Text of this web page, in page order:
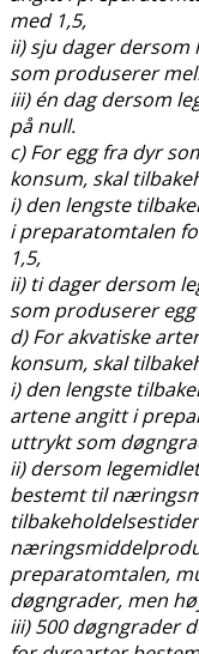
med 1,5,
ii) sju dager
som produserer
iii) én dag dersom
på null.
c) For egg fra dyr
konsum, skal
i) den lengste
i preparatomtalen
1,5,
ii) ti dager dersom
som produserer
d) For akvatiske
konsum, skal
i) den lengste
artene angitt i
uttrykt som
ii) dersom
bestemt til
preparatomtalen,
døgngrader, men
iii) 500 døgngrader